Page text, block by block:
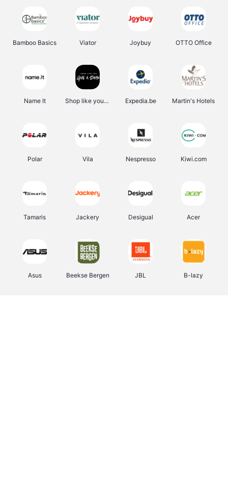
Bamboo Basics Viator Joybuy OTTO Office
Name It Shop like you Give A Damn Expedia.be Martin's Hotels
Polar Vila Nespresso Kiwi.com
Tamaris Jackery Desigual Acer
Asus Beekse Bergen JBL B-lazy